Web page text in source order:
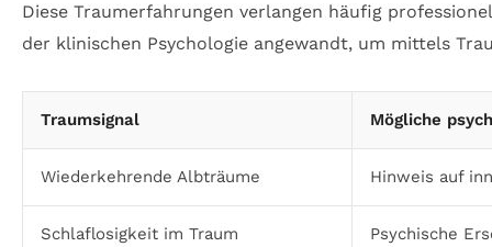
Diese Traumerfahrungen verlangen häufig
der klinischen Psychologie angewandt, um mittels
Traumsignal Mögliche
Wiederkehrende Albträume Hinweis auf
Schlaflosigkeit im Traum Psychische